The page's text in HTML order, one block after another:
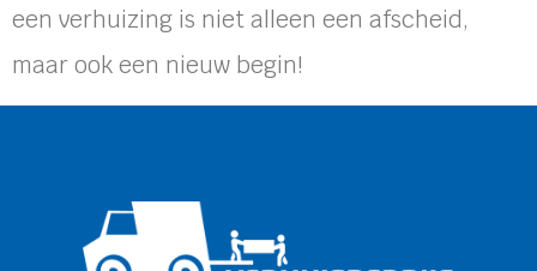
een verhuizing is niet alleen een afscheid,
maar ook een nieuw begin!